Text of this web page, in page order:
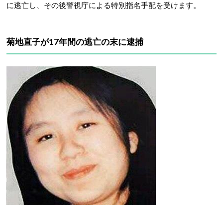
に逃亡し、その後警視庁による特別指名手配を受けます。
菊地直子が17年間の逃亡の末に逮捕